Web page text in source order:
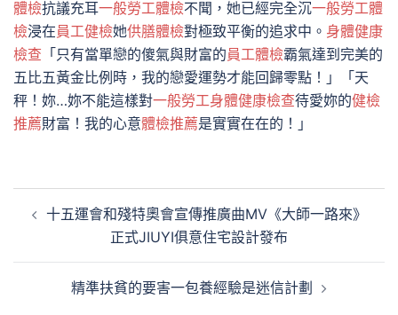
體檢抗議充耳一般勞工體檢不聞，她已經完全沉一般勞工體
檢浸在員工健檢她供膳體檢對極致平衡的追求中。 身體健康
檢查 「只有當單戀的傻氣與財富的員工體檢霸氣達到完美的
五比五黃金比例時，我的戀愛運勢才能回歸零點！」「天
秤！妳…妳不能這樣對一般勞工身體健康檢查待愛妳的健檢
推薦財富！我的心意體檢推薦是實實在在的！」
章
十五運會和殘特奧會宣傳推廣曲MV《大師一路來》
正式JIUYI俱意住宅設計發布
精準扶貧的要害一包養經驗是迷信計劃